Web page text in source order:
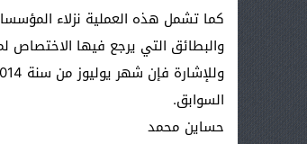
كما تشمل هذه العملية نزلاء
والبطائق التي يرجع فيها الاختصاص
السوابق.
حساين محمد